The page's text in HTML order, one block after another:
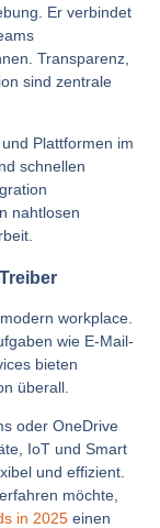
Er verbindet
Transparenz,
sind zentrale
Plattformen im
schnellen
nahtlosen
workplace.
wie E-Mail-
bieten
überall.
oder OneDrive
IoT und Smart
und effizient.
möchte,
in 2025 einen